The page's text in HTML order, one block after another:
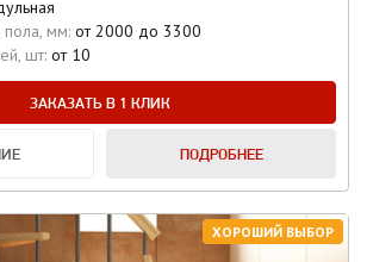
пола, мм: от 2000 до 3300
шт: от 10
ЗАКАЗАТЬ В 1 КЛИК
ПОДРОБНЕЕ
ХОРОШИЙ ВЫБОР